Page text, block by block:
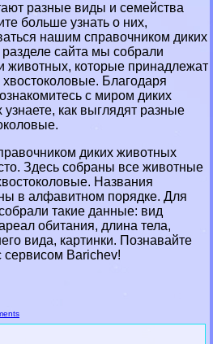
разные виды и семейства
больше узнать о них,
нашим справочником диких
сайта мы собрали
животных, которые принадлежат
Благодаря
с миром диких
как выглядят разные
диких животных
Здесь собраны все животные
Названия
в алфавитном порядке. Для
такие данные: вид
обитания, длина тела,
вида, картинки. Познавайте
Barichev!